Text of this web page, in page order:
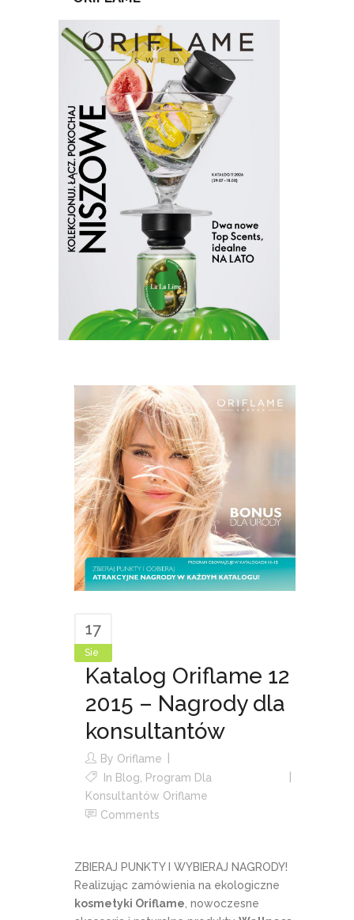
17
Sie
Katalog Oriflame 12
2015 – Nagrody dla
konsultantów
By Oriflame
In Blog
Program Dla
Konsultantów Oriflame
Comments
ZBIERAJ PUNKTY I WYBIERAJ NAGRODY!
Realizując zamówienia na ekologiczne
kosmetyki Oriflame , nowoczesne